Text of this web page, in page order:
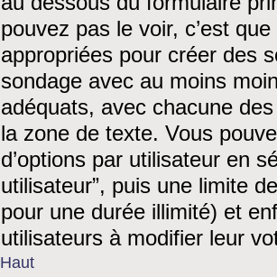
pouvez pas le voir, c’est
appropriées pour créer des
sondage avec au moins
adéquats, avec chacune
la zone de texte. Vous
d’options par utilisateur en
utilisateur”, puis une limite
pour une durée illimité) et
utilisateurs à modifier leur
Haut